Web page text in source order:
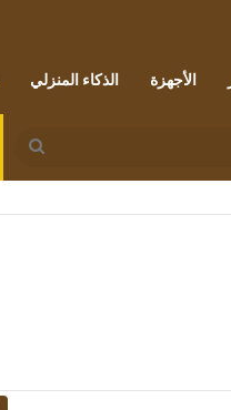
الأجهزة الذكاء المنزلي
بحث
عن